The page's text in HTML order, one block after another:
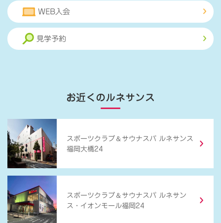
WEB入会
見学予約
お近くのルネサンス
スポーツクラブ ＆ サウナスパ ルネサンス
福岡大橋24
スポーツクラブ ＆ サウナスパ ルネサン
ス・イオンモール福岡24